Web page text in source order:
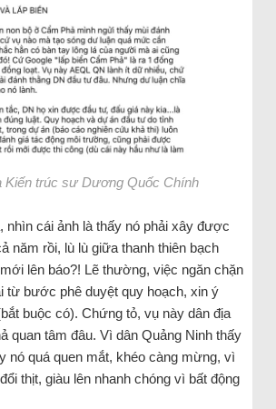
Kiến trúc sư Dương Quốc Chính
nhìn cái ảnh là thấy nó phải xây được
năm rồi, lù lù giữa thanh thiên bạch
lên báo?! Lẽ thường, việc ngăn chặn
từ bước phê duyệt quy hoạch, xin ý
buộc có). Chứng tỏ, vụ này dân địa
quan tâm đâu. Vì dân Quảng Ninh thấy
nó quá quen mắt, khéo càng mừng, vì
thịt, giàu lên nhanh chóng vì bất động